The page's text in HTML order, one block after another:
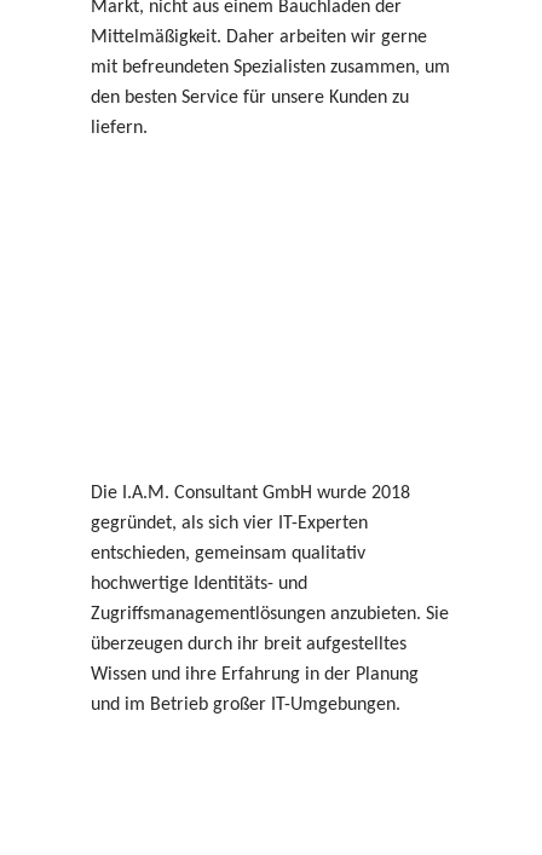
Markt, nicht aus einem Bauchladen der
Mittelmäßigkeit. Daher arbeiten wir gerne
mit befreundeten Spezialisten zusammen, um
den besten Service für unsere Kunden zu
liefern.
Die I.A.M. Consultant GmbH wurde 2018
gegründet, als sich vier IT-Experten
entschieden, gemeinsam qualitativ
hochwertige Identitäts- und
Zugriffsmanagementlösungen anzubieten. Sie
überzeugen durch ihr breit aufgestelltes
Wissen und ihre Erfahrung in der Planung
und im Betrieb großer IT-Umgebungen.